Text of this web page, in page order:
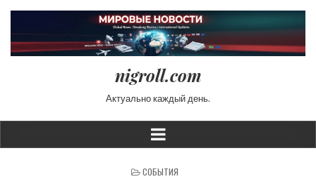
nigroll.com
Актуально каждый день.
POSTED IN
СОБЫТИЯ